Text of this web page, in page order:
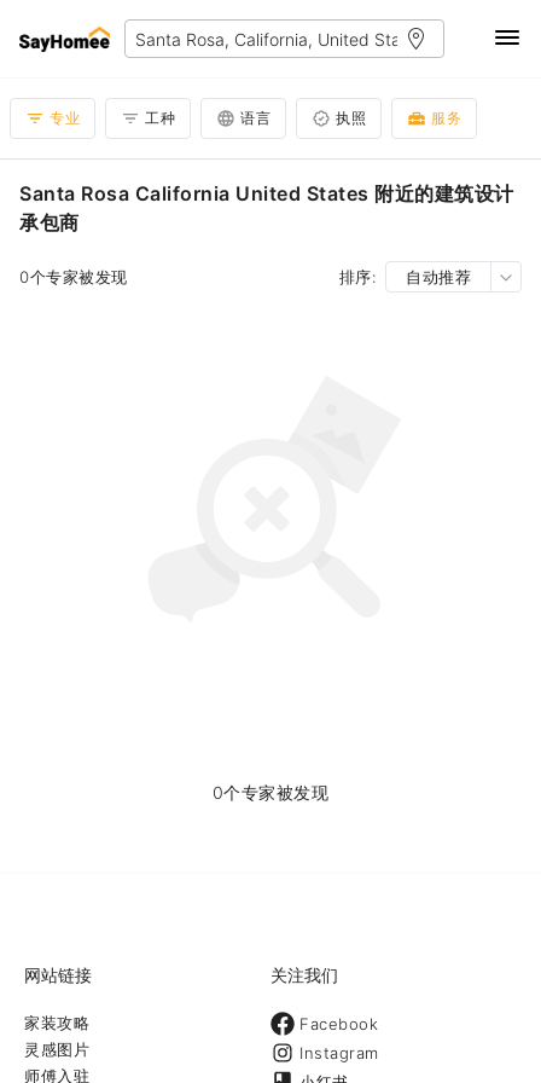
专业 工种 语言 执照 服务
Santa Rosa California United States 附近的建筑设计
承包商
0个专家被发现 排序: 自动推荐
0个专家被发现
网站链接
家装攻略
灵感图片
师傅入驻
关注我们
Facebook
Instagram